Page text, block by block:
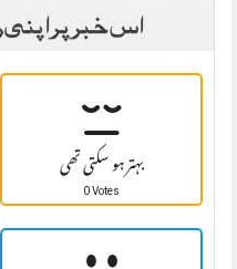
اس خبر پر اپنی
بہتر ہو سکتی تھی
0 Votes